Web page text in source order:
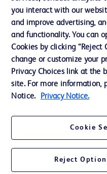
Assistance
Nous contacter
Préférences en matière de
Confidentialité
Accessibilité du site Web
you interact with our
and improve advertising,
and functionality. You can
Cookies by clicking “Reject
change or customize your
Privacy Choices link at the
site. For more information,
Notice.
Privacy Notice.
Cookie
Reject